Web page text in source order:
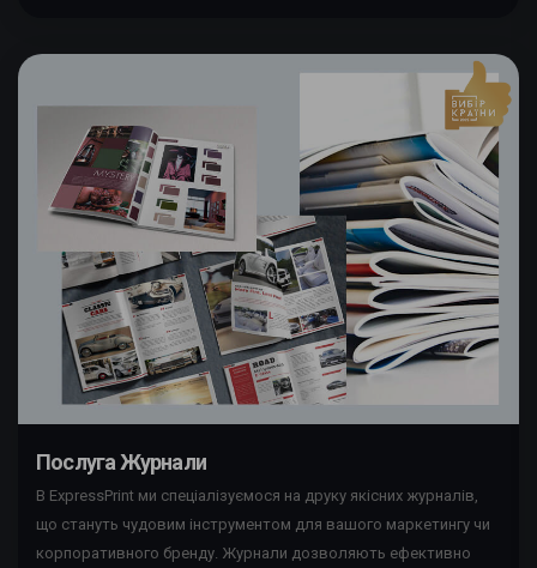
Послуга Журнали
В ExpressPrint ми спеціалізуємося на друку якісних журналів,
що стануть чудовим інструментом для вашого маркетингу чи
корпоративного бренду. Журнали дозволяють ефективно